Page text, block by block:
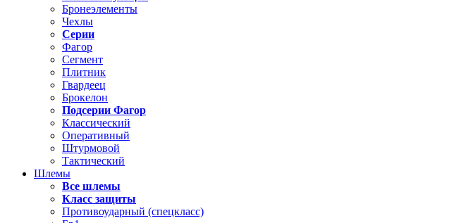
Бронеэлементы
Чехлы
Серии
Фагор
Сегмент
Плитник
Гвардеец
Брокелон
Подсерии Фагор
Классический
Оперативный
Штурмовой
Тактический
Шлемы
Все шлемы
Класс защиты
Противоударный (спецкласс)